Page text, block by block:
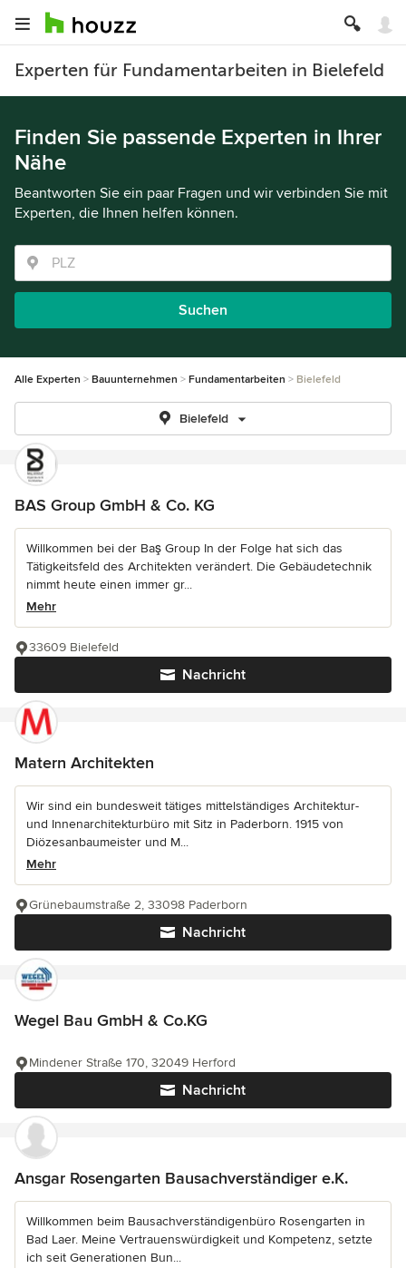
Experten für Fundamentarbeiten in Bielefeld
Finden Sie passende Experten in Ihrer
Nähe
Beantworten Sie ein paar Fragen und wir verbinden Sie mit
Experten, die Ihnen helfen können.
Suchen
Alle Experten Bauunternehmen Fundamentarbeiten Bielefeld
Bielefeld
BAS Group GmbH & Co. KG
Willkommen bei der Baş Group In der Folge hat sich das
Tätigkeitsfeld des Architekten verändert. Die Gebäudetechnik
nimmt heute einen immer gr...
Mehr
Nachricht
33609 Bielefeld
Matern Architekten
Wir sind ein bundesweit tätiges mittelständiges Architektur-
und Innenarchitekturbüro mit Sitz in Paderborn. 1915 von
Diözesanbaumeister und M...
Mehr
Nachricht
Grünebaumstraße 2, 33098 Paderborn
Wegel Bau GmbH & Co.KG
Nachricht
Mindener Straße 170, 32049 Herford
Ansgar Rosengarten Bausachverständiger e.K.
Willkommen beim Bausachverständigenbüro Rosengarten in
Bad Laer. Meine Vertrauenswürdigkeit und Kompetenz, setzte
ich seit Generationen Bun...